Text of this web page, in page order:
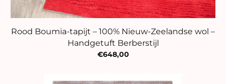
Rood Boumia-tapijt – 100% Nieuw-Zeelandse wol –
Handgetuft Berberstijl
€648,00